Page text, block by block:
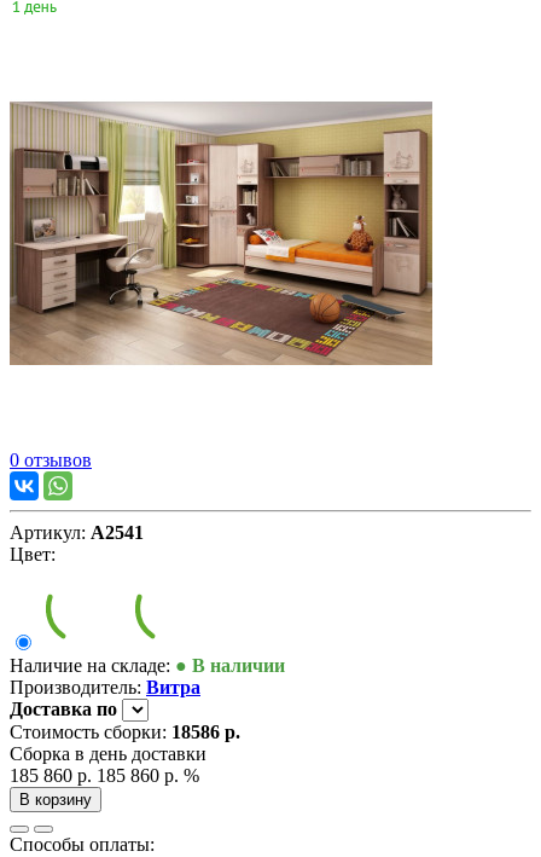
0 отзывов
Артикул: А2541
Цвет:
Наличие на складе: ● В наличии
Производитель: Витра
Доставка по
Стоимость сборки: 18586 р.
Сборка в день доставки
185 860 р. 185 860 р. %
В корзину
Способы оплаты: